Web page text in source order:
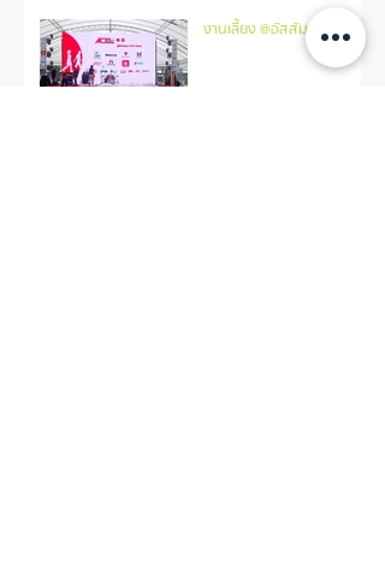
งานเลี้ยง @อัสสัมชัน